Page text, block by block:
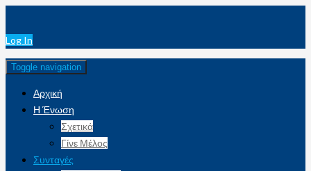
Log In
Toggle navigation
Αρχική
Η Ένωση
Σχετικά
Γίνε Μέλος
Συνταγές